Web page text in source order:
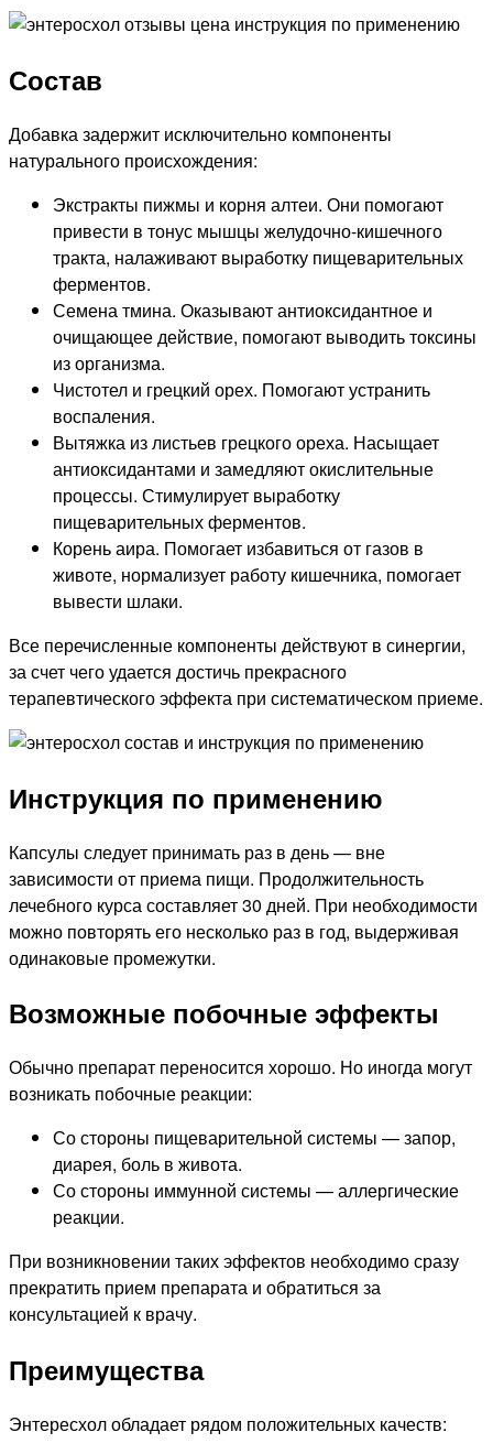
Состав
Добавка задержит исключительно компоненты
натурального происхождения:
Экстракты пижмы и корня алтеи. Они помогают
привести в тонус мышцы желудочно-кишечного
тракта, налаживают выработку пищеварительных
ферментов.
Семена тмина. Оказывают антиоксидантное и
очищающее действие, помогают выводить токсины
из организма.
Чистотел и грецкий орех. Помогают устранить
воспаления.
Вытяжка из листьев грецкого ореха. Насыщает
антиоксидантами и замедляют окислительные
процессы. Стимулирует выработку
пищеварительных ферментов.
Корень аира. Помогает избавиться от газов в
животе, нормализует работу кишечника, помогает
вывести шлаки.
Все перечисленные компоненты действуют в синергии,
за счет чего удается достичь прекрасного
терапевтического эффекта при систематическом приеме.
Инструкция по применению
Капсулы следует принимать раз в день — вне
зависимости от приема пищи. Продолжительность
лечебного курса составляет 30 дней. При необходимости
можно повторять его несколько раз в год, выдерживая
одинаковые промежутки.
Возможные побочные эффекты
Обычно препарат переносится хорошо. Но иногда могут
возникать побочные реакции:
Со стороны пищеварительной системы — запор,
диарея, боль в живота.
Со стороны иммунной системы — аллергические
реакции.
При возникновении таких эффектов необходимо сразу
прекратить прием препарата и обратиться за
консультацией к врачу.
Преимущества
Энтересхол обладает рядом положительных качеств: